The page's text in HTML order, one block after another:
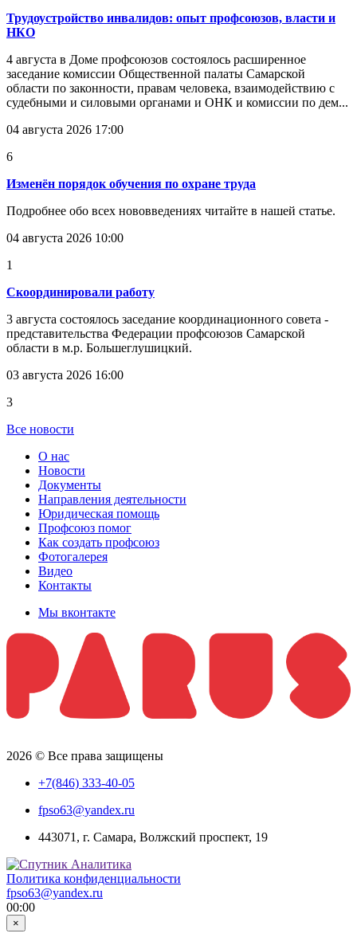
Трудоустройство инвалидов: опыт профсоюзов, власти и
НКО
4 августа в Доме профсоюзов состоялось расширенное
заседание комиссии Общественной палаты Самарской
области по законности, правам человека, взаимодействию с
судебными и силовыми органами и ОНК и комиссии по дем...
04 августа 2026 17:00
6
Изменён порядок обучения по охране труда
Подробнее обо всех нововведениях читайте в нашей статье.
04 августа 2026 10:00
1
Скоординировали работу
3 августа состоялось заседание координационного совета -
представительства Федерации профсоюзов Самарской
области в м.р. Большеглушицкий.
03 августа 2026 16:00
3
Все новости
О нас
Новости
Документы
Направления деятельности
Юридическая помощь
Профсоюз помог
Как создать профсоюз
Фотогалерея
Видео
Контакты
Мы вконтакте
2026 © Все права защищены
+7(846) 333-40-05
fpso63@yandex.ru
443071, г. Самара, Волжский проспект, 19
Политика конфиденциальности
fpso63@yandex.ru
00:00
×